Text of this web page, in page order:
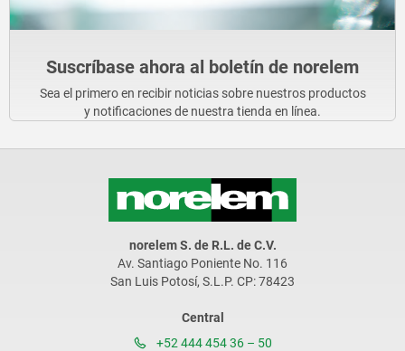
Suscríbase ahora al boletín de norelem
Sea el primero en recibir noticias sobre nuestros productos
y notificaciones de nuestra tienda en línea.
norelem S. de R.L. de C.V.
Av. Santiago Poniente No. 116
San Luis Potosí, S.L.P. CP: 78423
Central
+52 444 454 36 – 50